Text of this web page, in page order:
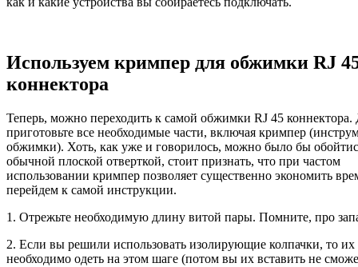
Используем кримпер для обжимки RJ
коннектора
Теперь, можно переходить к самой обжимки RJ 45 коннектора.
приготовьте все необходимые части, включая кримпер
обжимки). Хоть, как уже и говорилось, можно было бы
обычной плоской отверткой, стоит признать, что при частом
использовании кримпер позволяет существенно экономить
перейдем к самой инструкции.
1. Отрежьте необходимую длину витой пары. Помните, про
2. Если вы решили использовать изолирующие колпачки, то их
необходимо одеть на этом шаге (потом вы их вставить не